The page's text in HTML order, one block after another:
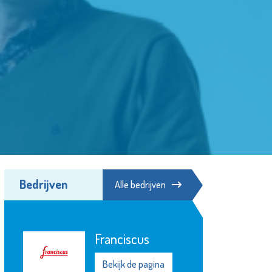
Bedrijven Alle bedrijven
SIKO